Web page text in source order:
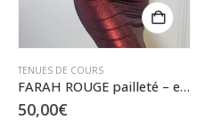
TENUES DE COURS
FARAH ROUGE pailleté – ensemble cache-cœur et jupette – S/M
50,00€